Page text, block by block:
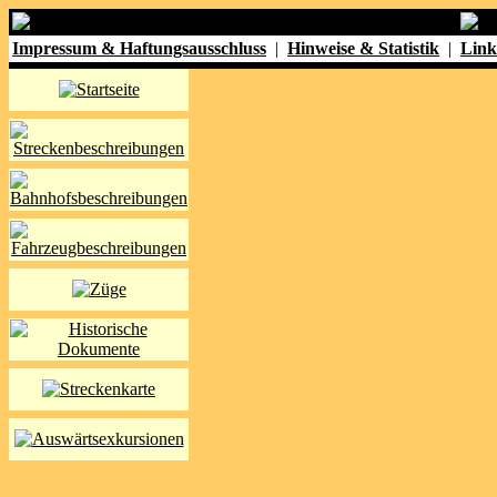
Impressum & Haftungsausschluss | Hinweise & Statistik |